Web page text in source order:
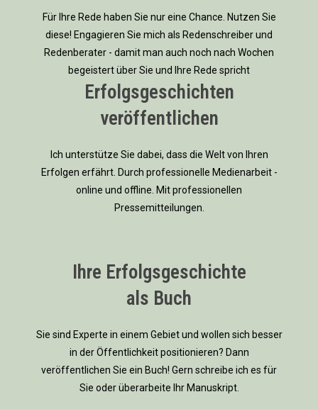
Für Ihre Rede haben Sie nur eine Chance. Nutzen Sie
diese! Engagieren Sie mich als Redenschreiber und
Redenberater - damit man auch noch nach Wochen
begeistert über Sie und Ihre Rede spricht
Erfolgsgeschichten
veröffentlichen
Ich unterstütze Sie dabei, dass die Welt von Ihren
Erfolgen erfährt. Durch professionelle Medienarbeit -
online und offline. Mit professionellen
Pressemitteilungen.
Ihre Erfolgsgeschichte
als Buch
Sie sind Experte in einem Gebiet und wollen sich besser
in der Öffentlichkeit positionieren? Dann
veröffentlichen Sie ein Buch! Gern schreibe ich es für
Sie oder überarbeite Ihr Manuskript.